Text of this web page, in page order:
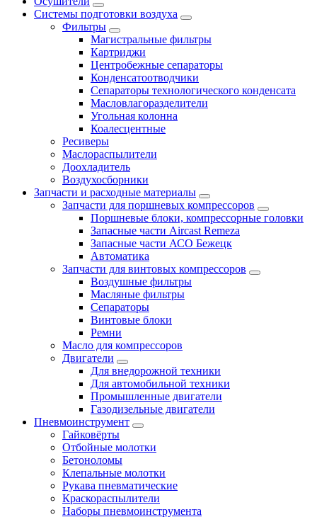
Системы подготовки воздуха
Фильтры
Магистральные фильтры
Картриджи
Центробежные сепараторы
Конденсатоотводчики
Сепараторы технологического конденсата
Масловлагоразделители
Угольная колонна
Коалесцентные
Ресиверы
Маслораспылители
Доохладитель
Воздухосборники
Запчасти и расходные материалы
Запчасти для поршневых компрессоров
Поршневые блоки, компрессорные головки
Запасные части Aircast Remeza
Запасные части АСО Бежецк
Автоматика
Запчасти для винтовых компрессоров
Воздушные фильтры
Масляные фильтры
Сепараторы
Винтовые блоки
Ремни
Масло для компрессоров
Двигатели
Для внедорожной техники
Для автомобильной техники
Промышленные двигатели
Газодизельные двигатели
Пневмоинструмент
Гайковёрты
Отбойные молотки
Бетоноломы
Клепальные молотки
Рукава пневматические
Краскораспылители
Наборы пневмоинструмента